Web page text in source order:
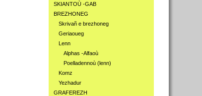
SKIANTOÙ -GAB
BREZHONEG
Skrivañ e brezhoneg
Geriaoueg
Lenn
Alphas -Alfaoù
Poelladennoù (lenn)
Komz
Yezhadur
GRAFEREZH